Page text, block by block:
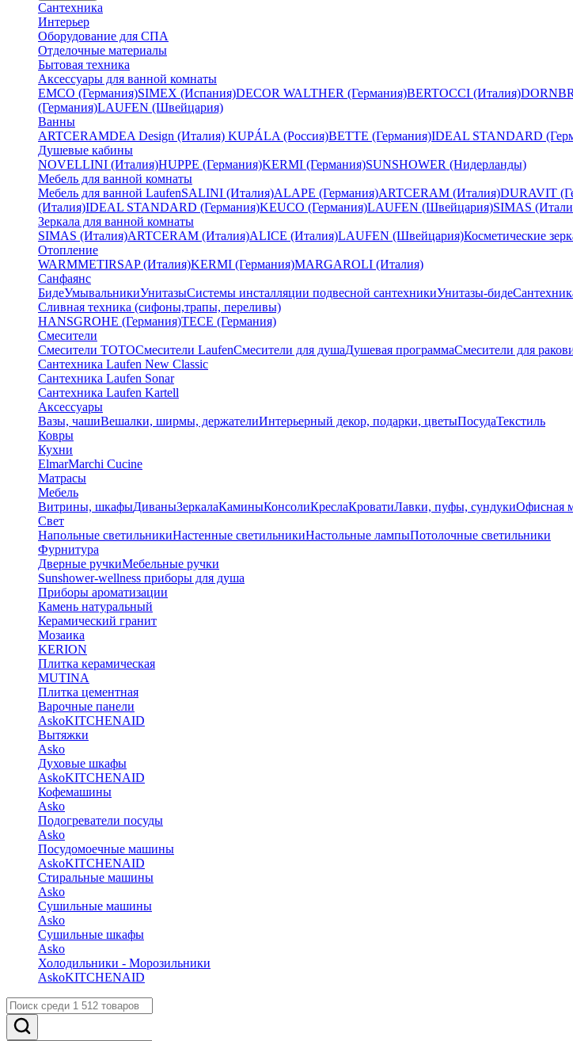
Сантехника
Интерьер
Оборудование для СПА
Отделочные материалы
Бытовая техника
Аксессуары для ванной комнаты
EMCO (Германия)SIMEX (Испания)DECOR WALTHER (Германия)BERTOCCI (Италия)
(Германия)LAUFEN (Швейцария)
Ванны
ARTCERAMDEA Design (Италия) KUPÁLA (Россия)BETTE (Германия)IDEAL STANDARD
Душевые кабины
NOVELLINI (Италия)HUPPE (Германия)KERMI (Германия)SUNSHOWER (Нидерланды)
Мебель для ванной комнаты
Мебель для ванной LaufenSALINI (Италия)ALAPE (Германия)ARTCERAM (Италия)DURAVIT
(Италия)IDEAL STANDARD (Германия)KEUCO (Германия)LAUFEN (Швейцария)SIMAS
Зеркала для ванной комнаты
SIMAS (Италия)ARTCERAM (Италия)ALICE (Италия)LAUFEN (Швейцария)Косметические
Отопление
WARMMETIRSAP (Италия)KERMI (Германия)MARGAROLI (Италия)
Санфаянс
БидеУмывальникиУнитазыСистемы инсталляции подвесной сантехникиУнитазы-биде
Сливная техника (сифоны,трапы, переливы)
HANSGROHE (Германия)TECE (Германия)
Смесители
Смесители TOTOСмесители LaufenСмесители для душаДушевая программаСмесители для
Сантехника Laufen New Classic
Сантехника Laufen Sonar
Сантехника Laufen Kartell
Аксессуары
Вазы, чашиВешалки, ширмы, держателиИнтерьерный декор, подарки, цветыПосудаТекстиль
Ковры
Кухни
ElmarMarchi Cucine
Матрасы
Мебель
Витрины, шкафыДиваныЗеркалаКаминыКонсолиКреслаКроватиЛавки, пуфы, сундукиОфисная
Свет
Напольные светильникиНастенные светильникиНастольные лампыПотолочные светильники
Фурнитура
Дверные ручкиМебельные ручки
Sunshower-wellness приборы для душа
Приборы ароматизации
Камень натуральный
Керамический гранит
Мозаика
KERION
Плитка керамическая
MUTINA
Плитка цементная
Варочные панели
AskoKITCHENAID
Вытяжки
Asko
Духовые шкафы
AskoKITCHENAID
Кофемашины
Asko
Подогреватели посуды
Asko
Посудомоечные машины
AskoKITCHENAID
Стиральные машины
Asko
Сушильные машины
Asko
Сушильные шкафы
Asko
Холодильники - Морозильники
AskoKITCHENAID